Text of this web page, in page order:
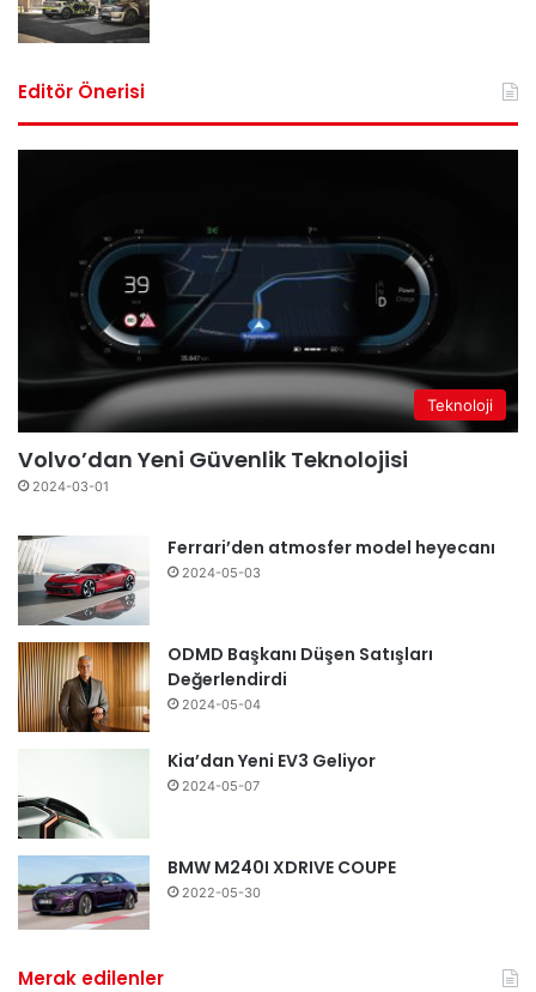
Editör Önerisi
Teknoloji
Volvo’dan Yeni Güvenlik Teknolojisi
2024-03-01
Ferrari’den atmosfer model heyecanı
2024-05-03
ODMD Başkanı Düşen Satışları
Değerlendirdi
2024-05-04
Kia’dan Yeni EV3 Geliyor
2024-05-07
BMW M240I XDRIVE COUPE
2022-05-30
Merak edilenler